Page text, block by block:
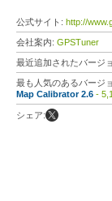
公式サイト: http://
会社案内: GPSTuner
最近追加されたバージ
最も人気のあるバージ
Map Calibrator 2.6 -
シェア: